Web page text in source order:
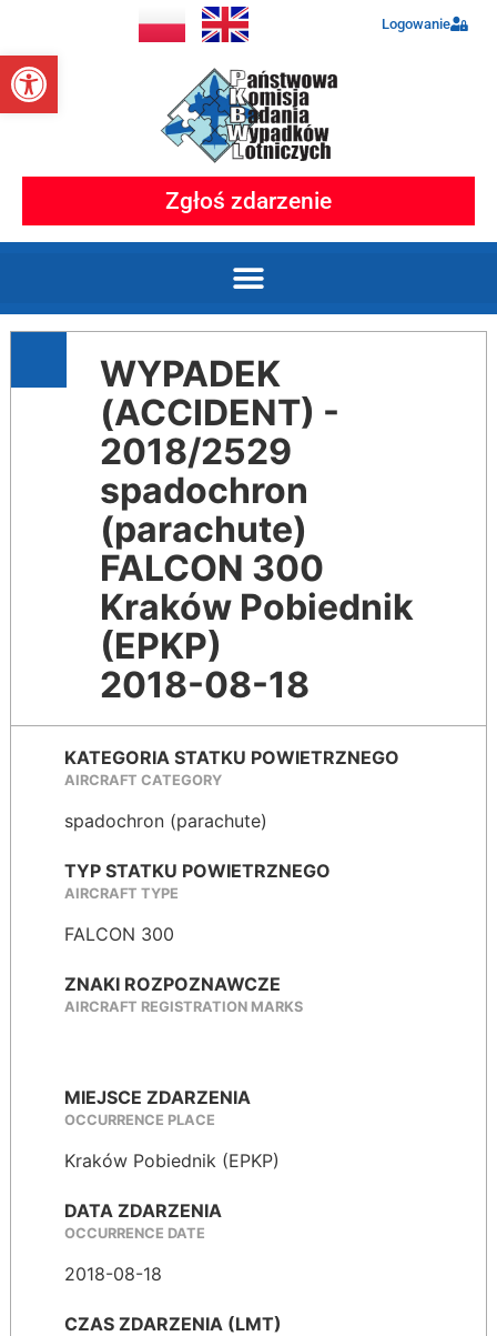
Otwórz pasek narzędzi
Logowanie
Zgłoś zdarzenie
WYPADEK
(ACCIDENT) -
2018/2529
spadochron
(parachute)
FALCON 300
Kraków Pobiednik
(EPKP)
2018-08-18
KATEGORIA STATKU POWIETRZNEGO
AIRCRAFT CATEGORY
spadochron (parachute)
TYP STATKU POWIETRZNEGO
AIRCRAFT TYPE
FALCON 300
ZNAKI ROZPOZNAWCZE
AIRCRAFT REGISTRATION MARKS
MIEJSCE ZDARZENIA
OCCURRENCE PLACE
Kraków Pobiednik (EPKP)
DATA ZDARZENIA
OCCURRENCE DATE
2018-08-18
CZAS ZDARZENIA (LMT)